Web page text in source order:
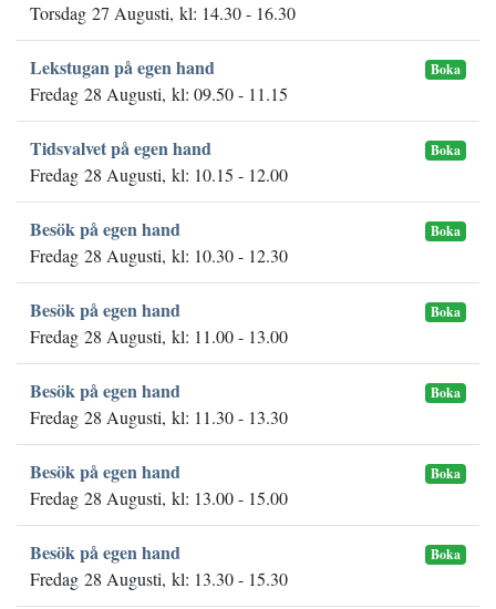
Torsdag 27 Augusti, kl: 14.30 - 16.30
Lekstugan på egen hand Boka
Fredag 28 Augusti, kl: 09.50 - 11.15
Tidsvalvet på egen hand Boka
Fredag 28 Augusti, kl: 10.15 - 12.00
Besök på egen hand Boka
Fredag 28 Augusti, kl: 10.30 - 12.30
Besök på egen hand Boka
Fredag 28 Augusti, kl: 11.00 - 13.00
Besök på egen hand Boka
Fredag 28 Augusti, kl: 11.30 - 13.30
Besök på egen hand Boka
Fredag 28 Augusti, kl: 13.00 - 15.00
Besök på egen hand Boka
Fredag 28 Augusti, kl: 13.30 - 15.30